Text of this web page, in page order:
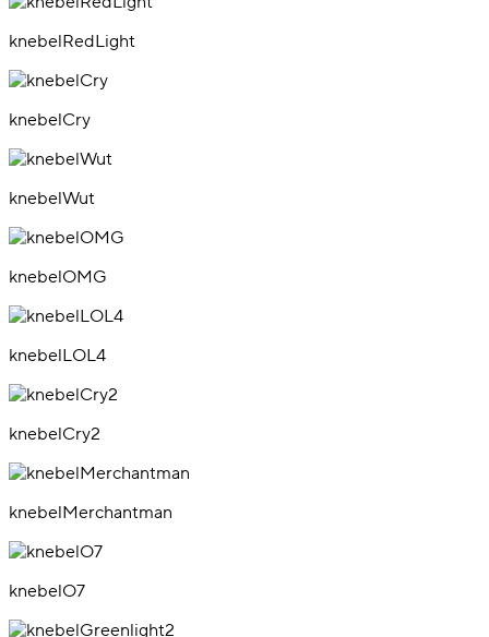
knebelRedLight
knebelCry
knebelWut
knebelOMG
knebelLOL4
knebelCry2
knebelMerchantman
knebelO7